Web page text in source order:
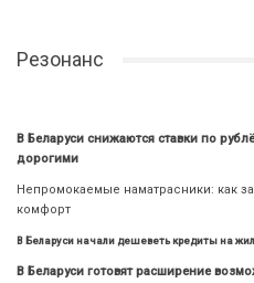
Резонанс
В Беларуси снижаются ставки по
дорогими
Непромокаемые наматрасники: как
комфорт
В Беларуси начали дешеветь кредиты на
В Беларуси готовят расширение